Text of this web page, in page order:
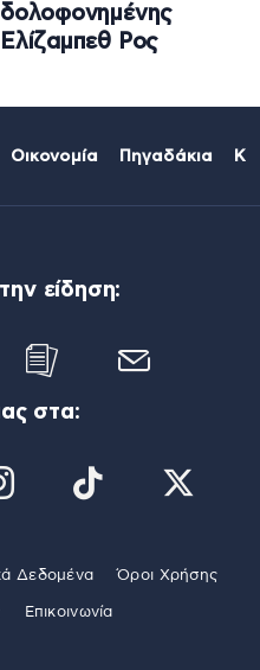
δολοφονημένης
Ελίζαμπεθ Ρος
Οικονομία Πηγαδάκια
είδηση:
στα:
Δεδομένα Όροι Χρήσης
Επικοινωνία